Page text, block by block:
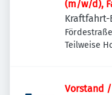
(m/w/d),
Leitstand
Kraftfahrt-
Teilweise
Vorstand